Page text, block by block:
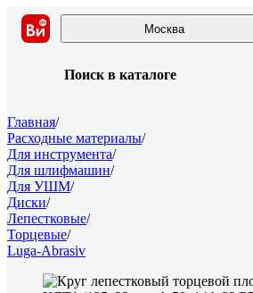
Москва
Поиск в каталоге
Главная/
Расходные материалы/
Для инструмента/
Для шлифмашин/
Для УШМ/
Диски/
Лепестковые/
Торцевые/
Luga-Abrasiv